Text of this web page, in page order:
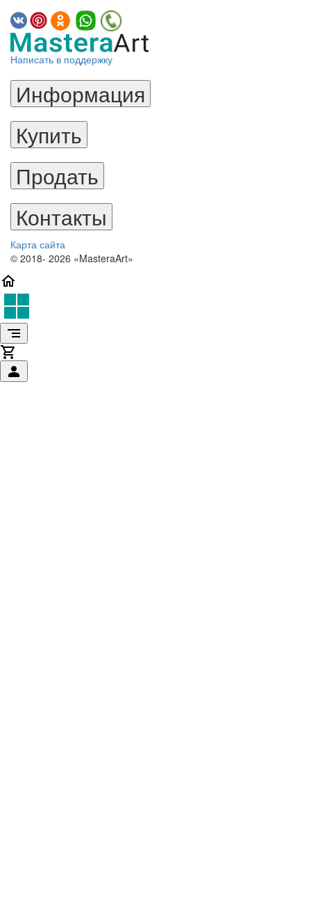
Написать в поддержку
Информация
Купить
Продать
Контакты
Карта сайта
© 2018- 2026 «MasteraArt»